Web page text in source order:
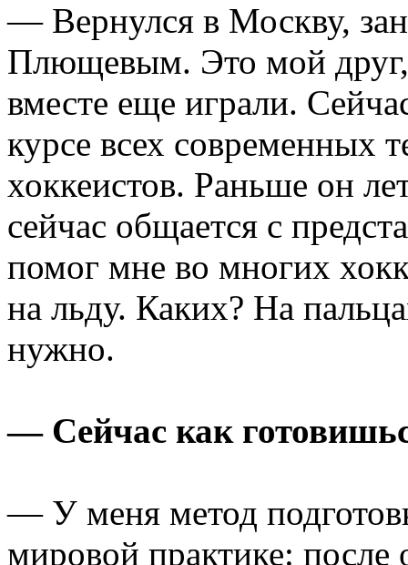
— Вернулся в Москву,
Плющевым. Это мой
вместе еще играли.
курсе всех современных
хоккеистов. Раньше он
сейчас общается с
помог мне во многих
на льду. Каких? На
нужно.
— Сейчас как
— У меня метод
мировой практике: после